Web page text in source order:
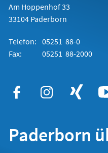
Am Hoppenhof 33
33104 Paderborn
Telefon: 05251 88-0
Fax:
05251 88-2000
Paderborn